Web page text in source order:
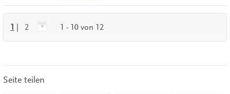
1 2 1 - 10 von 12
Seite teilen